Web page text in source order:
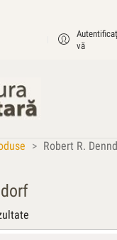
vă
> Robert R.
după